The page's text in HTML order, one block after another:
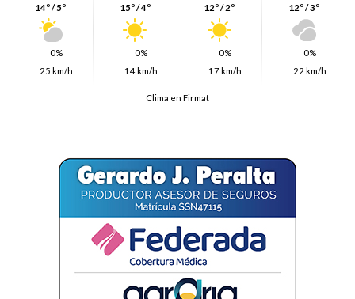
14º / 5º
0%
25 km/h
15º / 4º
0%
14 km/h
12º / 2º
0%
17 km/h
12º / 3º
0%
22 km/h
Clima en Firmat